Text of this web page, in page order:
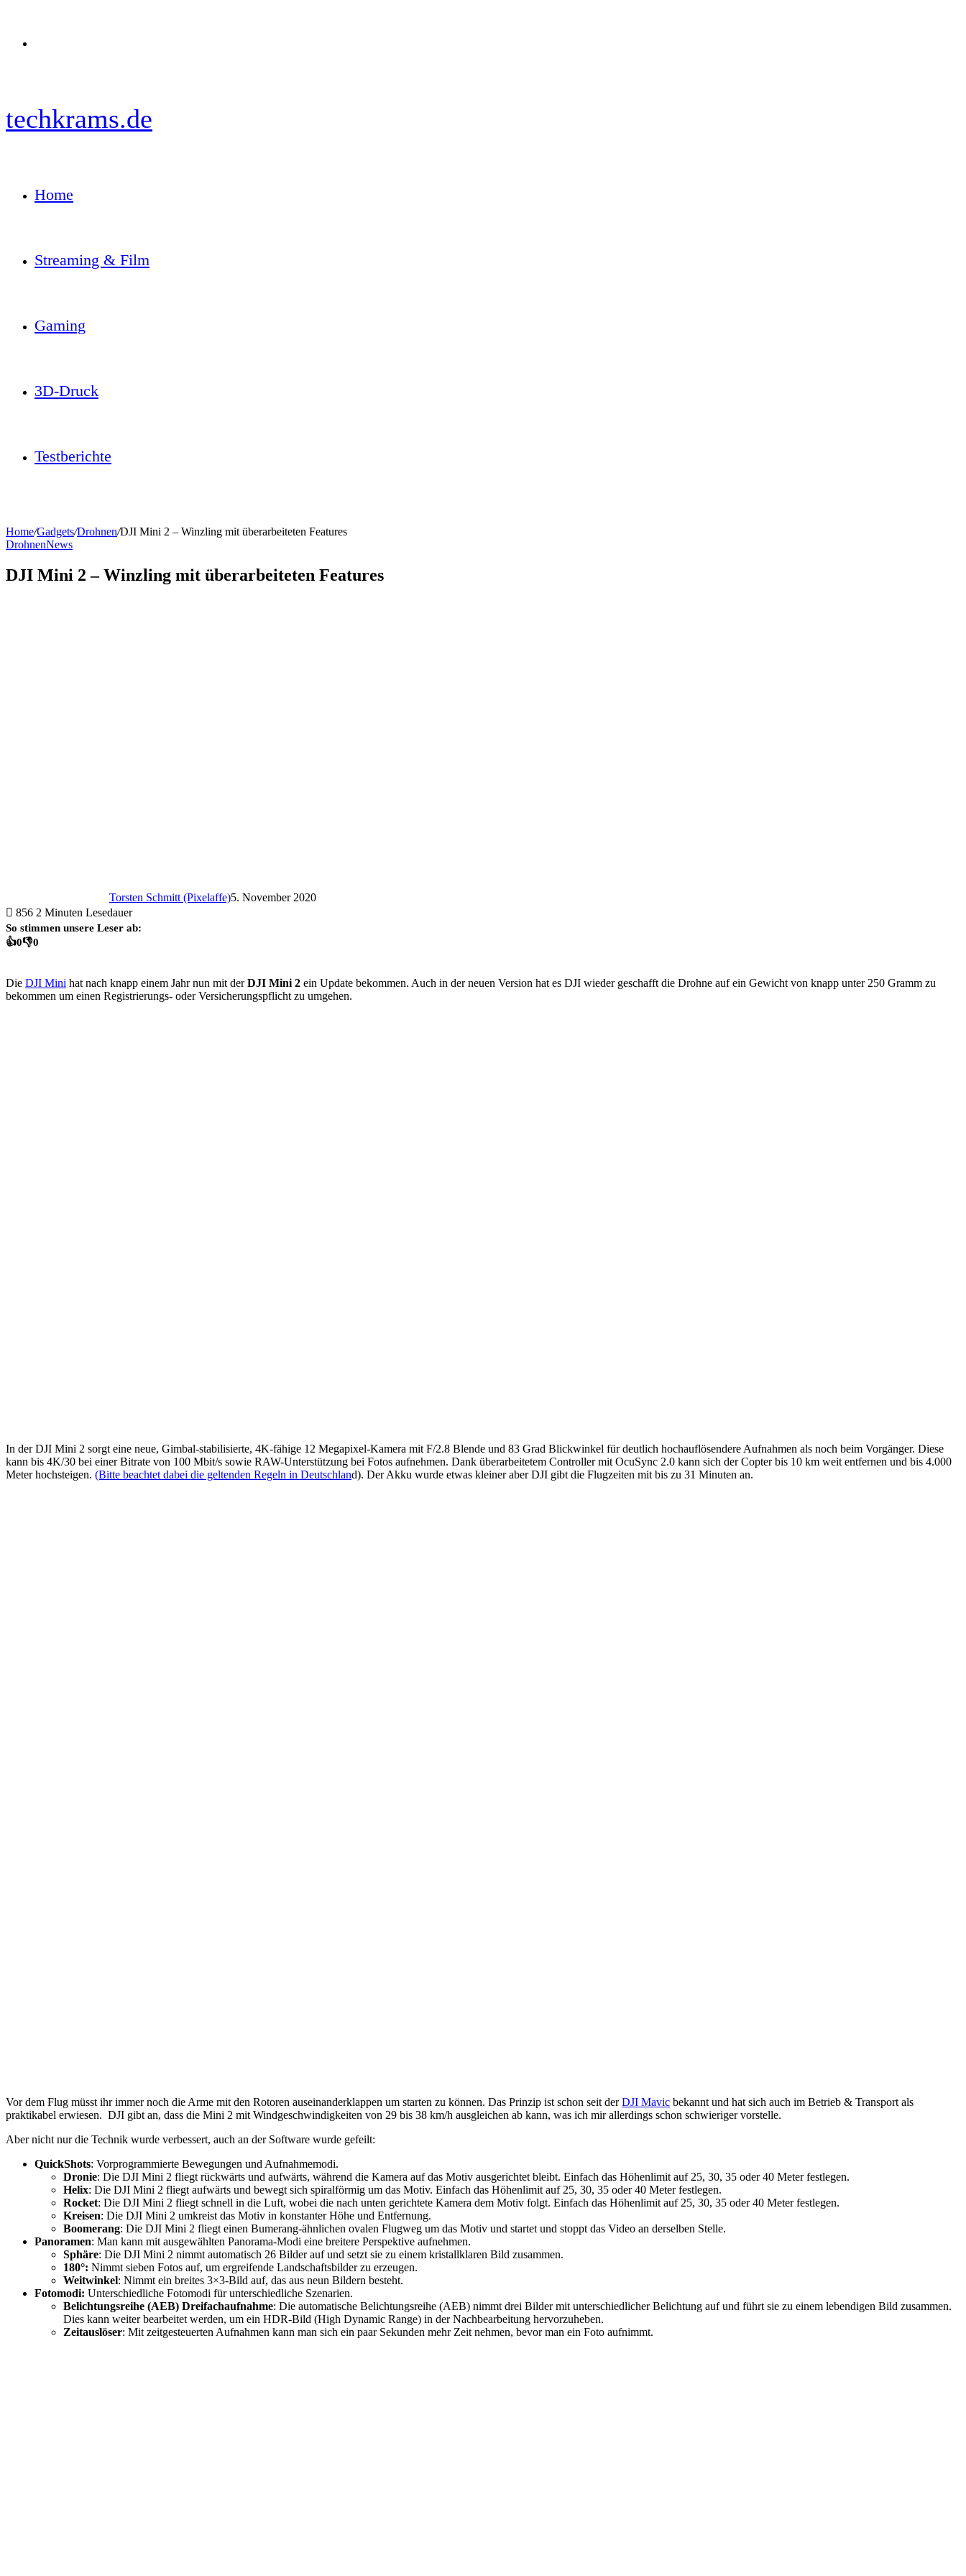
techkrams.de
Home
Streaming & Film
Gaming
3D-Druck
Testberichte
Home/Gadgets/Drohnen/DJI Mini 2 – Winzling mit überarbeiteten Features
DrohnenNews
DJI Mini 2 – Winzling mit überarbeiteten Features
Torsten Schmitt (Pixelaffe)5. November 2020
856 2 Minuten Lesedauer
So stimmen unsere Leser ab:
👍0👎0
Die DJI Mini hat nach knapp einem Jahr nun mit derDJI Mini 2 ein Update bekommen. Auch in der neuen Version hat es DJI wieder geschafft die Drohne auf ein Gewicht von knapp unter 250 Gramm zu
bekommen um einen Registrierungs- oder Versicherungspflicht zu umgehen.
In der DJI Mini 2 sorgt eine neue, Gimbal-stabilisierte, 4K-fähige 12 Megapixel-Kamera mit F/2.8 Blende und 83 Grad Blickwinkel für deutlich hochauflösendere Aufnahmen als noch beim Vorgänger. Diese
kann bis 4K/30 bei einer Bitrate von 100 Mbit/s sowie RAW-Unterstützung bei Fotos aufnehmen. Dank überarbeitetem Controller mit OcuSync 2.0 kann sich der Copter bis 10 km weit entfernen und bis 4.000
Meter hochsteigen. (Bitte beachtet dabei die geltenden Regeln in Deutschland). Der Akku wurde etwas kleiner aber DJI gibt die Flugzeiten mit bis zu 31 Minuten an.
Vor dem Flug müsst ihr immer noch die Arme mit den Rotoren auseinanderklappen um starten zu können. Das Prinzip ist schon seit derDJI Mavic bekannt und hat sich auch im Betrieb & Transport als
praktikabel erwiesen. DJI gibt an, dass die Mini 2 mit Windgeschwindigkeiten von 29 bis 38 km/h ausgleichen ab kann, was ich mir allerdings schon schwieriger vorstelle.
Aber nicht nur die Technik wurde verbessert, auch an der Software wurde gefeilt:
QuickShots: Vorprogrammierte Bewegungen und Aufnahmemodi.
Dronie: Die DJI Mini 2 fliegt rückwärts und aufwärts, während die Kamera auf das Motiv ausgerichtet bleibt. Einfach das Höhenlimit auf 25, 30, 35 oder 40 Meter festlegen.
Helix: Die DJI Mini 2 fliegt aufwärts und bewegt sich spiralförmig um das Motiv. Einfach das Höhenlimit auf 25, 30, 35 oder 40 Meter festlegen.
Rocket: Die DJI Mini 2 fliegt schnell in die Luft, wobei die nach unten gerichtete Kamera dem Motiv folgt. Einfach das Höhenlimit auf 25, 30, 35 oder 40 Meter festlegen.
Kreisen: Die DJI Mini 2 umkreist das Motiv in konstanter Höhe und Entfernung.
Boomerang: Die DJI Mini 2 fliegt einen Bumerang-ähnlichen ovalen Flugweg um das Motiv und startet und stoppt das Video an derselben Stelle.
Panoramen: Man kann mit ausgewählten Panorama-Modi eine breitere Perspektive aufnehmen.
Sphäre: Die DJI Mini 2 nimmt automatisch 26 Bilder auf und setzt sie zu einem kristallklaren Bild zusammen.
180°: Nimmt sieben Fotos auf, um ergreifende Landschaftsbilder zu erzeugen.
Weitwinkel: Nimmt ein breites 3×3-Bild auf, das aus neun Bildern besteht.
Fotomodi: Unterschiedliche Fotomodi für unterschiedliche Szenarien.
Belichtungsreihe (AEB) Dreifachaufnahme: Die automatische Belichtungsreihe (AEB) nimmt drei Bilder mit unterschiedlicher Belichtung auf und führt sie zu einem lebendigen Bild zusammen.
Dies kann weiter bearbeitet werden, um ein HDR-Bild (High Dynamic Range) in der Nachbearbeitung hervorzuheben.
Zeitauslöser: Mit zeitgesteuerten Aufnahmen kann man sich ein paar Sekunden mehr Zeit nehmen, bevor man ein Foto aufnimmt.